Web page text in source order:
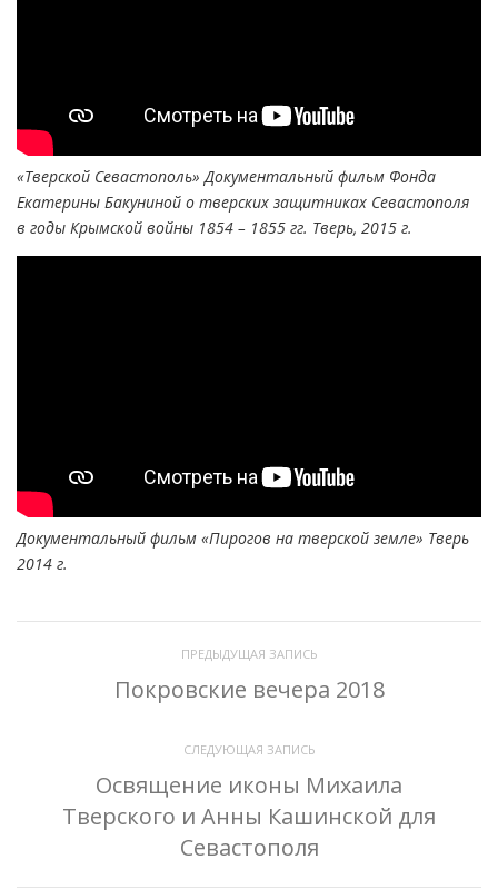
«Тверской Севастополь» Документальный фильм Фонда
Екатерины Бакуниной о тверских защитниках Севастополя
в годы Крымской войны 1854 – 1855 гг. Тверь, 2015 г.
Документальный фильм «Пирогов на тверской земле» Тверь
2014 г.
ПРЕДЫДУЩАЯ ЗАПИСЬ
Покровские вечера 2018
СЛЕДУЮЩАЯ ЗАПИСЬ
Освящение иконы Михаила
Тверского и Анны Кашинской для
Севастополя